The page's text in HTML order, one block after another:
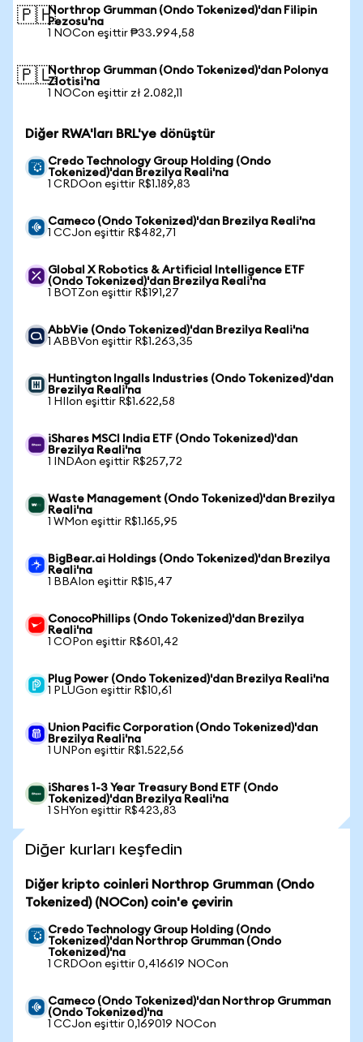
🇵🇭Northrop Grumman (Ondo Tokenized)'dan Filipin
Pezosu'na
1 NOCon eşittir ₱33.994,58
🇵🇱Northrop Grumman (Ondo Tokenized)'dan Polonya
Zlotisi'na
1 NOCon eşittir zł 2.082,11
Diğer RWA'ları BRL'ye dönüştür
Credo Technology Group Holding (Ondo
Tokenized)'dan Brezilya Reali'na
1 CRDOon eşittir R$1.189,83
Cameco (Ondo Tokenized)'dan Brezilya Reali'na
1 CCJon eşittir R$482,71
Global X Robotics & Artificial Intelligence ETF
(Ondo Tokenized)'dan Brezilya Reali'na
1 BOTZon eşittir R$191,27
AbbVie (Ondo Tokenized)'dan Brezilya Reali'na
1 ABBVon eşittir R$1.263,35
Huntington Ingalls Industries (Ondo Tokenized)'dan
Brezilya Reali'na
1 HIIon eşittir R$1.622,58
iShares MSCI India ETF (Ondo Tokenized)'dan
Brezilya Reali'na
1 INDAon eşittir R$257,72
Waste Management (Ondo Tokenized)'dan Brezilya
Reali'na
1 WMon eşittir R$1.165,95
BigBear.ai Holdings (Ondo Tokenized)'dan Brezilya
Reali'na
1 BBAIon eşittir R$15,47
ConocoPhillips (Ondo Tokenized)'dan Brezilya
Reali'na
1 COPon eşittir R$601,42
Plug Power (Ondo Tokenized)'dan Brezilya Reali'na
1 PLUGon eşittir R$10,61
Union Pacific Corporation (Ondo Tokenized)'dan
Brezilya Reali'na
1 UNPon eşittir R$1.522,56
iShares 1-3 Year Treasury Bond ETF (Ondo
Tokenized)'dan Brezilya Reali'na
1 SHYon eşittir R$423,83
Diğer kurları keşfedin
Diğer kripto coinleri Northrop Grumman (Ondo
Tokenized) (NOCon) coin'e çevirin
Credo Technology Group Holding (Ondo
Tokenized)'dan Northrop Grumman (Ondo
Tokenized)'na
1 CRDOon eşittir 0,416619 NOCon
Cameco (Ondo Tokenized)'dan Northrop Grumman
(Ondo Tokenized)'na
1 CCJon eşittir 0,169019 NOCon